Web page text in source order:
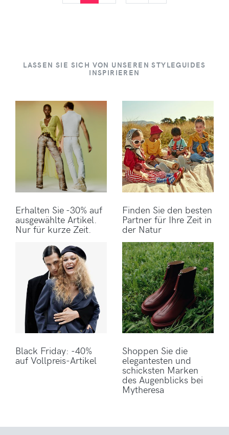
LASSEN SIE SICH VON UNSEREN STYLEGUIDES
INSPIRIEREN
Erhalten Sie -30% auf
ausgewählte Artikel.
Nur für kurze Zeit.
Finden Sie den besten
Partner für Ihre Zeit in
der Natur
Black Friday: -40%
auf Vollpreis-Artikel
Shoppen Sie die
elegantesten und
schicksten Marken
des Augenblicks bei
Mytheresa